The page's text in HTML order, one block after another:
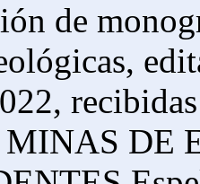
de
DE